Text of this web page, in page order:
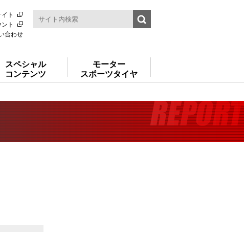
ト
ト
合わせ
スペシャル
コンテンツ
モーター
スポーツタイヤ